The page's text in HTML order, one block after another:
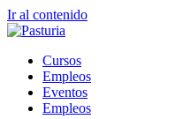
Ir al contenido
Cursos
Empleos
Eventos
Empleos